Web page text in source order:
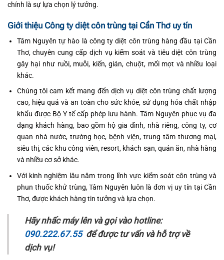
chính là sự lựa chọn lý tưởng.
Giới thiệu Công ty diệt côn trùng tại Cần Thơ uy tín
Tâm Nguyên tự hào là công ty diệt côn trùng hàng đầu tại Cần
Thơ, chuyên cung cấp dịch vụ kiểm soát và tiêu diệt côn trùng
gây hại như ruồi, muỗi, kiến, gián, chuột, mối mọt và nhiều loại
khác.
Chúng tôi cam kết mang đến dịch vụ diệt côn trùng chất lượng
cao, hiệu quả và an toàn cho sức khỏe, sử dụng hóa chất nhập
khẩu được Bộ Y tế cấp phép lưu hành. Tâm Nguyên phục vụ đa
dạng khách hàng, bao gồm hộ gia đình, nhà riêng, công ty, cơ
quan nhà nước, trường học, bệnh viện, trung tâm thương mại,
siêu thị, các khu công viên, resort, khách sạn, quán ăn, nhà hàng
và nhiều cơ sở khác.
Với kinh nghiệm lâu năm trong lĩnh vực kiểm soát côn trùng và
phun thuốc khử trùng, Tâm Nguyên luôn là đơn vị uy tín tại Cần
Thơ, được khách hàng tin tưởng và lựa chọn.
Hãy nhấc máy lên và gọi vào hotline:
090.222.67.55để được tư vấn và hỗ trợ về
dịch vụ!